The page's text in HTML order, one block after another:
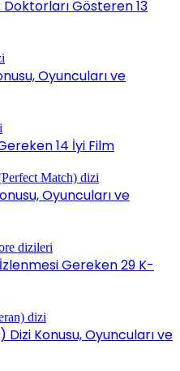
Doktorları Gösteren 13
Oyuncuları ve
14 İyi Film
Oyuncuları ve
Gereken 29 K-
Konusu, Oyuncuları ve